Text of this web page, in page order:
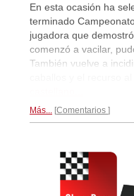
En esta ocasión ha
terminado
jugadora que
comenzó a vacilar,
También vuelve a
Más... Comentarios